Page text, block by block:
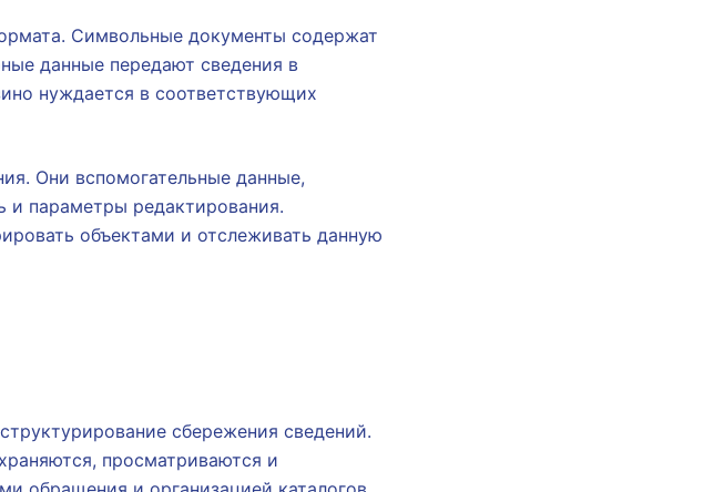
Символьные документы содержат
данные передают сведения в
нуждается в соответствующих
Они вспомогательные данные,
и параметры редактирования.
объектами и отслеживать данную
сбережения сведений.
просматриваются и